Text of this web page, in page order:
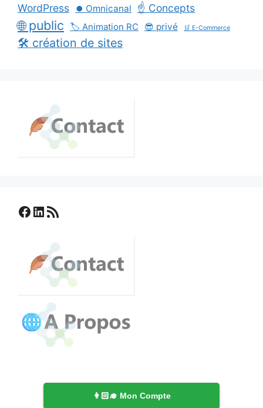
WordPress ⏺️ Omnicanal ☝️ Concepts
🌐 public 🏷️ Animation RC 😎 privé 🛒 E-Commerce
🛠️ création de sites
Facebook
LinkedIn
Flux RSS
👩🏻‍🎓 Mon Compte